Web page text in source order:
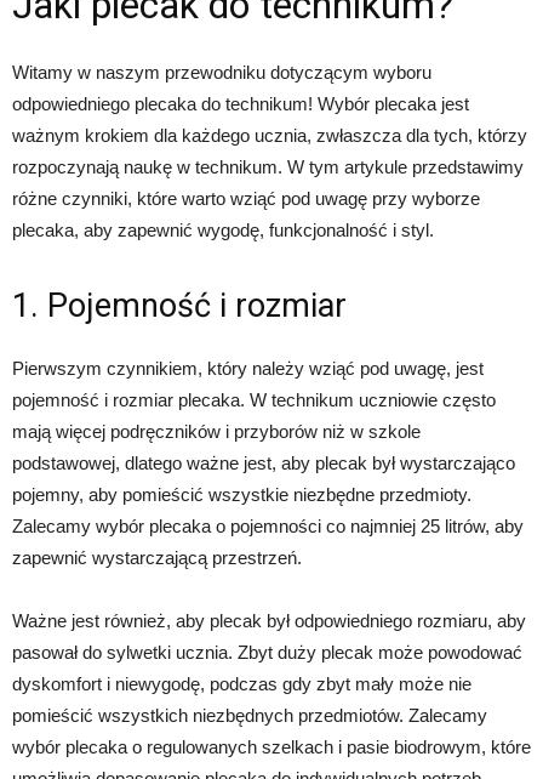
Witamy w naszym przewodniku dotyczącym wyboru
odpowiedniego plecaka do technikum! Wybór plecaka jest
ważnym krokiem dla każdego ucznia, zwłaszcza dla tych, którzy
rozpoczynają naukę w technikum. W tym artykule przedstawimy
różne czynniki, które warto wziąć pod uwagę przy wyborze
plecaka, aby zapewnić wygodę, funkcjonalność i styl.
1. Pojemność i rozmiar
Pierwszym czynnikiem, który należy wziąć pod uwagę, jest
pojemność i rozmiar plecaka. W technikum uczniowie często
mają więcej podręczników i przyborów niż w szkole
podstawowej, dlatego ważne jest, aby plecak był wystarczająco
pojemny, aby pomieścić wszystkie niezbędne przedmioty.
Zalecamy wybór plecaka o pojemności co najmniej 25 litrów, aby
zapewnić wystarczającą przestrzeń.
Ważne jest również, aby plecak był odpowiedniego rozmiaru, aby
pasował do sylwetki ucznia. Zbyt duży plecak może powodować
dyskomfort i niewygodę, podczas gdy zbyt mały może nie
pomieścić wszystkich niezbędnych przedmiotów. Zalecamy
wybór plecaka o regulowanych szelkach i pasie biodrowym, które